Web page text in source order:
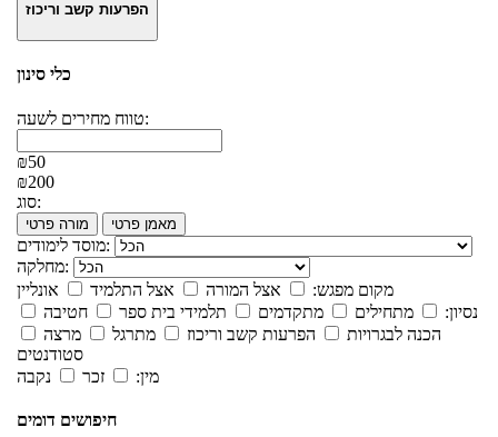
הפרעות קשב וריכוז
כלי סינון
טווח מחירים לשעה:
₪50
₪200
סוג:
מורה פרטי מאמן פרטי
מוסד לימודים:
מחלקה:
מקום מפגש:
אצל המורה אצל התלמיד
אונליין
נסיון:
מתחילים מתקדמים תלמידי בית ספר
חטיבה
הכנה לבגרויות
הפרעות קשב וריכוז מתרגל
מרצה
סטודנטים
מין:
זכר נקבה
חיפושים דומים